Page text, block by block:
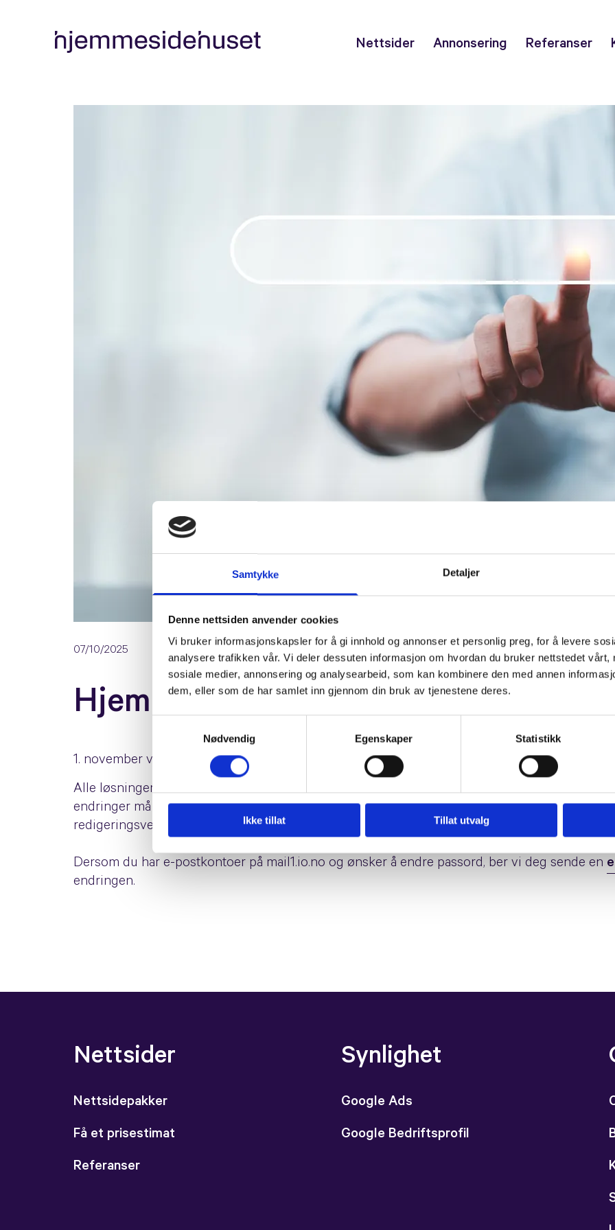
Samtykke Detaljer
Denne nettsiden anvender cookies
Vi bruker informasjonskapsler for å gi innhold og annonser et personlig preg, for å levere
analysere trafikken vår. Vi deler dessuten informasjon om hvordan du bruker nettstedet vårt,
sosiale medier, annonsering og analysearbeid, som kan kombinere den med annen
dem, eller som de har samlet inn gjennom din bruk av tjenestene deres.
Nødvendig
Egenskaper Statistikk
Ikke tillat Tillat utvalg
Nettsider Annonsering Referanser
07/10/2025
Hjemmesidehusets tidligere
1. november vil panel.hjemmesidehuset.no bli tatt ut av drift.
Alle løsninger som tidligere lå i Hjemmesidehuset Panel, er nå flyttet over til Mono. For deg
endringer må gjøres på dennye plattformen, ikke via panel.hjemmesidehuset.no. Trenger
redigeringsverktøyet kan du kontakte
Dersom du har e-postkontoer på mail1.io.no og ønsker å endre passord, ber vi deg sende en
endringen.
Nettsider
Nettsidepakker
Få et prisestimat
Referanser
Synlighet
Google Ads
Google Bedriftsprofil